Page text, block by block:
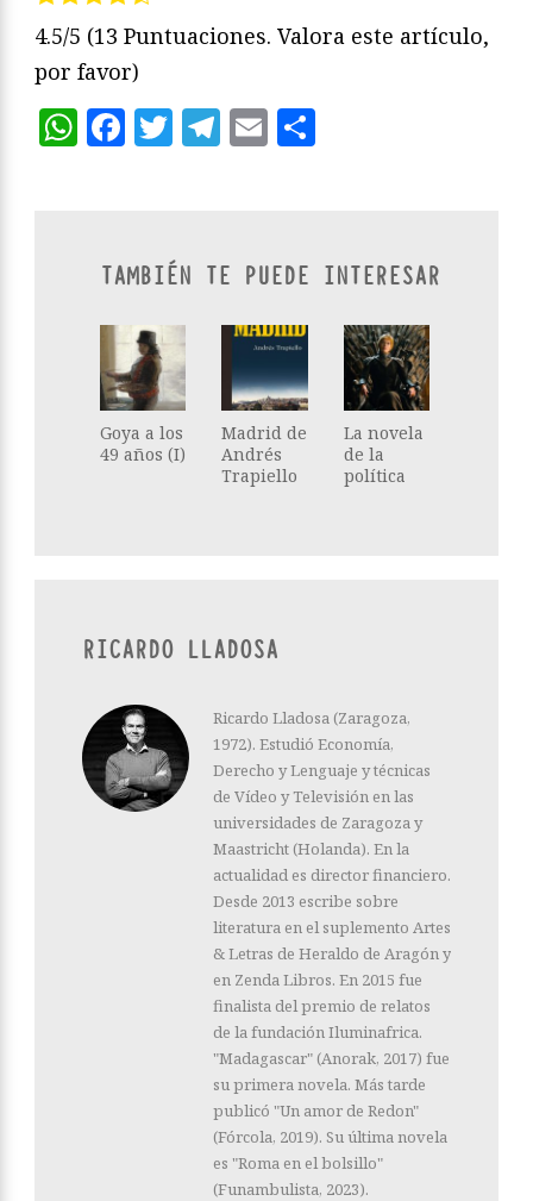
4.5/5 (13 Puntuaciones. Valora este artículo,
por favor)
WhatsApp
Facebook
Twitter
Telegram
Email
TAMBIÉN TE PUEDE INTERESAR
Goya a los
49 años (I)
Madrid de
Andrés
Trapiello
La novela
de la
política
RICARDO LLADOSA
Ricardo Lladosa (Zaragoza,
1972). Estudió Economía,
Derecho y Lenguaje y técnicas
de Vídeo y Televisión en las
universidades de Zaragoza y
Maastricht (Holanda). En la
actualidad es director financiero.
Desde 2013 escribe sobre
literatura en el suplemento Artes
& Letras de Heraldo de Aragón y
en Zenda Libros. En 2015 fue
finalista del premio de relatos
de la fundación Iluminafrica.
"Madagascar" (Anorak, 2017) fue
su primera novela. Más tarde
publicó "Un amor de Redon"
(Fórcola, 2019). Su última novela
es "Roma en el bolsillo"
(Funambulista, 2023).